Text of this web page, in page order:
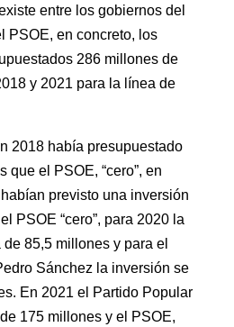
entre los gobiernos del
PSOE, en concreto, los
286 millones de
y 2021 para la línea de
2018 había presupuestado
que el PSOE, “cero”, en
previsto una inversión
PSOE “cero”, para 2020 la
85,5 millones y para el
Sánchez la inversión se
En 2021 el Partido Popular
175 millones y el PSOE,